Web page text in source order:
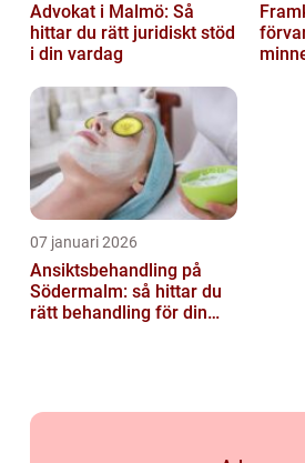
Advokat i Malmö: Så
hittar du rätt juridiskt stöd
i din vardag
07 januari 2026
Ansiktsbehandling på
Södermalm: så hittar du
rätt behandling för din